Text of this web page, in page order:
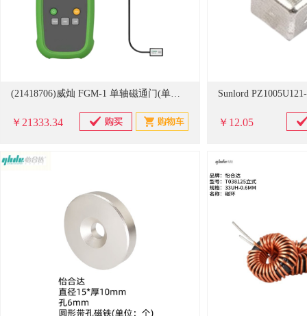
(21418706)威灿 FGM-1 单轴磁通门(单位：个)
￥21333.34 ￥12.05